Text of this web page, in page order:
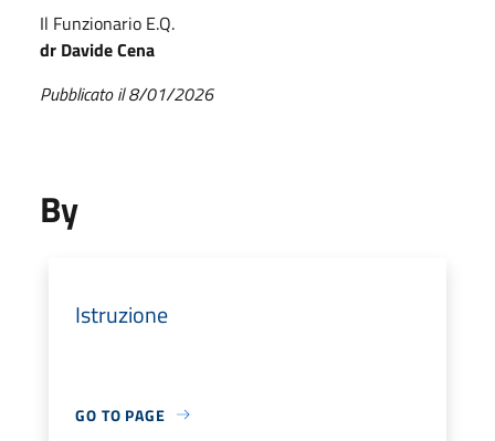
Il Funzionario E.Q.
dr Davide Cena
Pubblicato il 8/01/2026
By
Istruzione
GO TO PAGE